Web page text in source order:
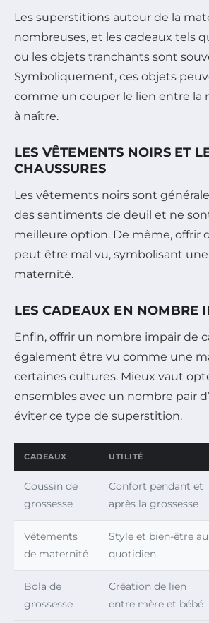
Les superstitions autour de la
nombreuses, et les cadeaux tels
ou les objets tranchants sont
Symboliquement, ces objets
comme un couper le lien entre la
à naître.
LES VÊTEMENTS NOIRS ET
CHAUSSURES
Les vêtements noirs sont
des sentiments de deuil et ne
meilleure option. De même, offrir
peut être mal vu, symbolisant
maternité.
LES CADEAUX EN NOMBRE
Enfin, offrir un nombre impair de
également être vu comme une
certaines cultures. Mieux vaut
ensembles avec un nombre pair
éviter ce type de superstition.
CADEAUX UTILITÉ
Coussin de
grossesse
Confort pendant et
après la grossesse
Vêtements
de maternité
Style et bien-être au
quotidien
Bola de
grossesse
Création de lien
entre mère et bébé